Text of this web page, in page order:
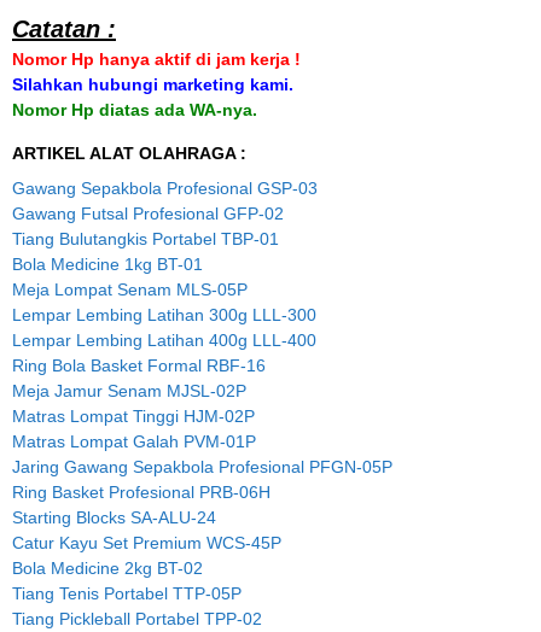
Catatan :
Nomor Hp hanya aktif di jam kerja !
Silahkan hubungi marketing kami.
Nomor Hp diatas ada WA-nya.
ARTIKEL ALAT OLAHRAGA :
Gawang Sepakbola Profesional GSP-03
Gawang Futsal Profesional GFP-02
Tiang Bulutangkis Portabel TBP-01
Bola Medicine 1kg BT-01
Meja Lompat Senam MLS-05P
Lempar Lembing Latihan 300g LLL-300
Lempar Lembing Latihan 400g LLL-400
Ring Bola Basket Formal RBF-16
Meja Jamur Senam MJSL-02P
Matras Lompat Tinggi HJM-02P
Matras Lompat Galah PVM-01P
Jaring Gawang Sepakbola Profesional PFGN-05P
Ring Basket Profesional PRB-06H
Starting Blocks SA-ALU-24
Catur Kayu Set Premium WCS-45P
Bola Medicine 2kg BT-02
Tiang Tenis Portabel TTP-05P
Tiang Pickleball Portabel TPP-02